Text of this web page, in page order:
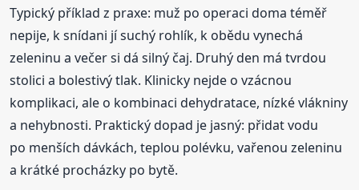
Typický příklad z praxe: muž po operaci doma téměř
nepije, k snídani jí suchý rohlík, k obědu vynechá
zeleninu a večer si dá silný čaj. Druhý den má tvrdou
stolici a bolestivý tlak. Klinicky nejde o vzácnou
komplikaci, ale o kombinaci dehydratace, nízké vlákniny
a nehybnosti. Praktický dopad je jasný: přidat vodu
po menších dávkách, teplou polévku, vařenou zeleninu
a krátké procházky po bytě.